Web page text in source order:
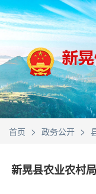
首页 > 政务公开 >
新晃县农业农村